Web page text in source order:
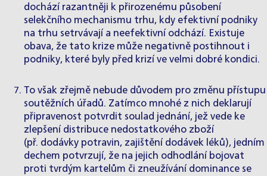
dochází razantněji k přirozenému působení
selekčního mechanismu trhu, kdy efektivní podniky
na trhu setrvávají a neefektivní odchází. Existuje
obava, že tato krize může negativně postihnout i
podniky, které byly před krizí ve velmi dobré kondici.
To však zřejmě nebude důvodem pro změnu přístupu
soutěžních úřadů. Zatímco mnohé z nich deklarují
připravenost potvrdit soulad jednání, jež vede ke
zlepšení distribuce nedostatkového zboží
(př. dodávky potravin, zajištění dodávek léků), jedním
dechem potvrzují, že na jejich odhodlání bojovat
proti tvrdým kartelům či zneužívání dominance se